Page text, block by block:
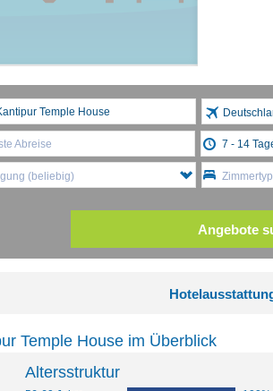
Abreise
(beliebig)
Angebote
Temple House im Überblick
Altersstruktur